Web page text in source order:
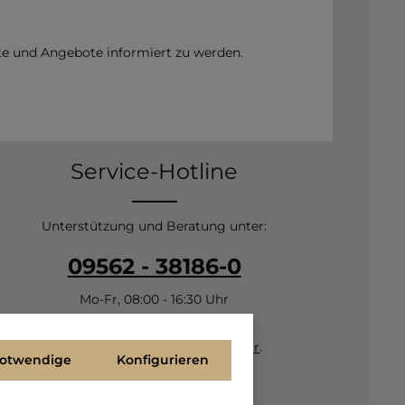
und Angebote informiert zu werden.
Service-Hotline
Unterstützung und Beratung unter:
09562 - 38186-0
Mo-Fr, 08:00 - 16:30 Uhr
Kontaktformular.
Konfigurieren